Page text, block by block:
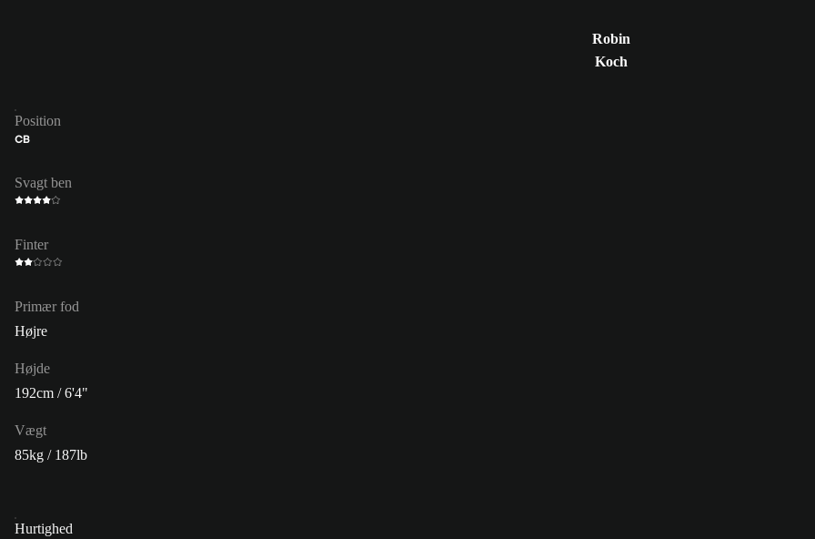
Robin
Koch
Position
CB
Svagt ben
Finter
Primær fod
Højre
Højde
192cm / 6'4"
Vægt
85kg / 187lb
Hurtighed